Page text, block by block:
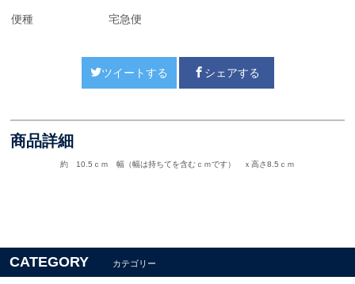
便種 宅急便
ツイートする シェアする
商品詳細
約 10.5ｃｍ 幅（幅は持ちてを含むｃｍです） ｘ高さ8.5ｃｍ
CATEGORY カテゴリー